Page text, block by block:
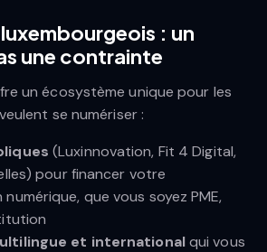
: un
une contrainte
un écosystème unique pour les
se numériser :
(Luxinnovation, Fit 4 Digital,
pour financer votre
que vous soyez PME,
et internationalqui vous